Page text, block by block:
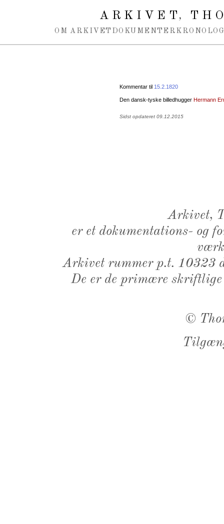
ARKIVET,
OM ARKIVET DOKUMENTER
Kommentar til 15.2.1820
Den dansk-tyske billedhugger Hermann
Sidst opdateret 09.12.2015
Arkivet,
er et dokumentations- og
Arkivet rummer p.t. 10323
De er de primære
©